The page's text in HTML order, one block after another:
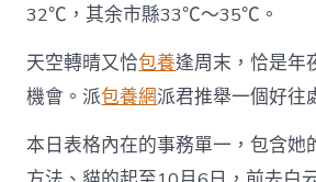
32℃，其余市縣33℃～35℃。
天空轉晴又恰包養逢周末，恰是年
機會。派包養網派君推舉一個好往
本日表格內在的事務單一，包含她